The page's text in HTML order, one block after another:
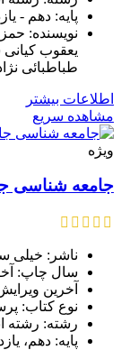
پایه: دهم -
نویسنده:
یعقوب
طباطبائی
اطلاعات بیشتر
مشاهده سریع
ویژه
جامعه شناسی
ناشر: خیلی
سال چاپ:
آخرین
نوع کتاب:
رشته: رشته
پایه: دهم،